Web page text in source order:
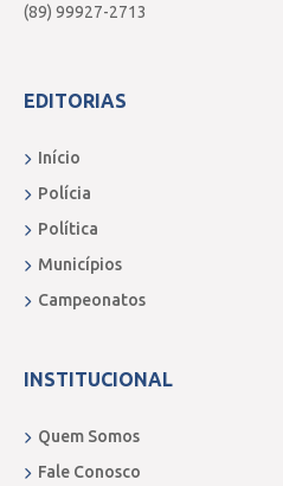
(89) 99927-2713
EDITORIAS
Início
Polícia
Política
Municípios
Campeonatos
INSTITUCIONAL
Quem Somos
Fale Conosco